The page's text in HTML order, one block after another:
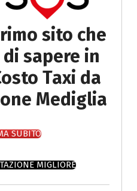
sito che
sapere in
Taxi da
Mediglia
SUBITO
MIGLIORE